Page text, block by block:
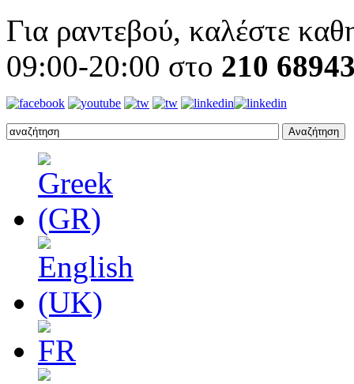
Για ραντεβού, καλέστε
09:00-20:00 στο 210